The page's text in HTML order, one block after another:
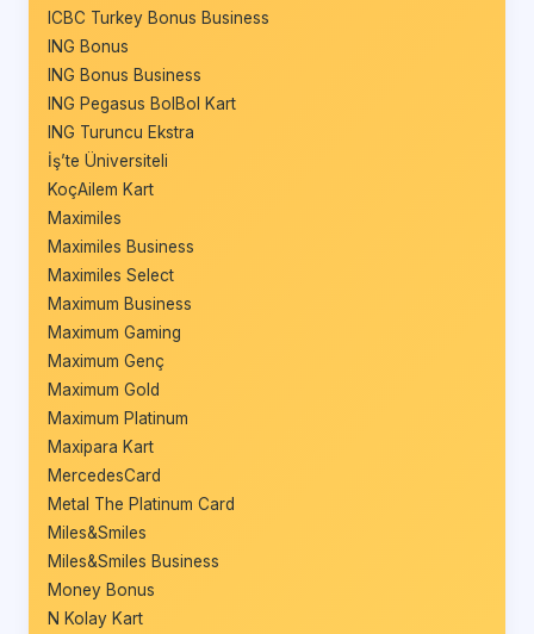
ICBC Turkey Bonus Business
ING Bonus
ING Bonus Business
ING Pegasus BolBol Kart
ING Turuncu Ekstra
İş’te Üniversiteli
KoçAilem Kart
Maximiles
Maximiles Business
Maximiles Select
Maximum Business
Maximum Gaming
Maximum Genç
Maximum Gold
Maximum Platinum
Maxipara Kart
MercedesCard
Metal The Platinum Card
Miles&Smiles
Miles&Smiles Business
Money Bonus
N Kolay Kart